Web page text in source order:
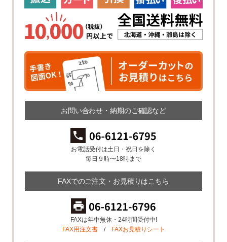
お問い合わせ・納期のご確認など
お電話受付は土日・祝日を除く
毎日９時〜18時まで
FAXでのご注文・お見積りはこちら
FAXは年中無休・24時間受付中!
FAX用注文書/ FAXお見積りシート